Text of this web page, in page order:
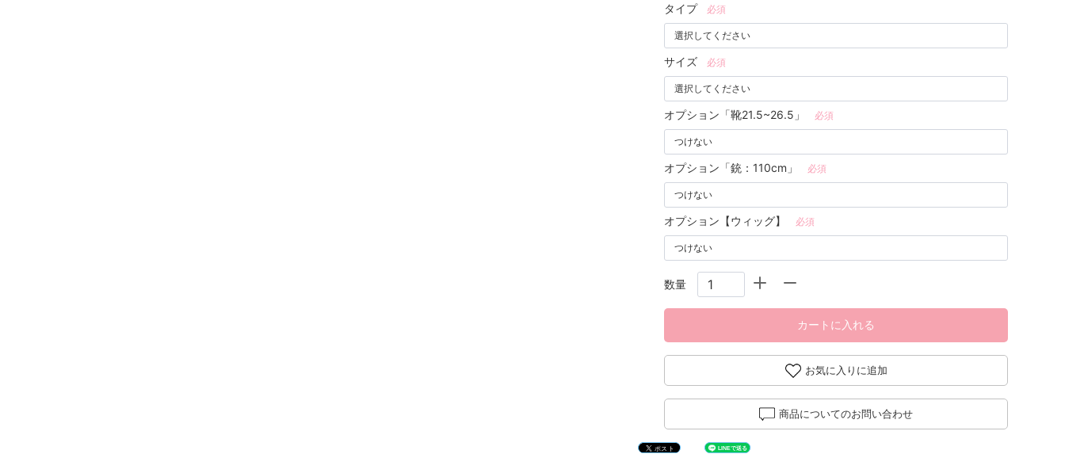
タイプ 必須
サイズ 必須
オプション「靴21.5~26.5」 必須
オプション「銃：110cm」 必須
オプション【ウィッグ】 必須
数量
カートに入れる
お気に入りに追加
商品についてのお問い合わせ